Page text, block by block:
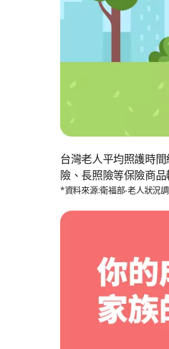
台灣老人平均照護時
險、長照險等保險商
*資料來源:衛福部-老人狀況